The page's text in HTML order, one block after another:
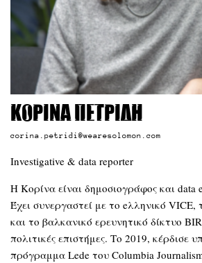
Κορίνα Πετρίδη
corina.petridi@wearesolomon.com
Investigative & data reporter
Η Κορίνα είναι δημοσιογράφος και data
Έχει συνεργαστεί με το eλληνικό VICE,
και το βαλκανικό ερευνητικό δίκτυο
πολιτικές επιστήμες. Το 2019, κέρδισε
πρόγραμμα Lede του Columbia